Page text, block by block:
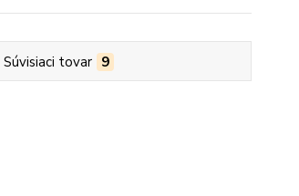
Súvisiaci tovar 9